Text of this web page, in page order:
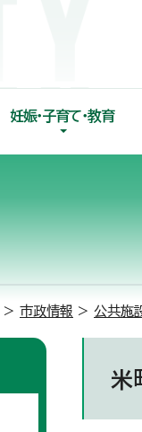
妊娠・子育て・教育
> 市政情報 > 公共施
米